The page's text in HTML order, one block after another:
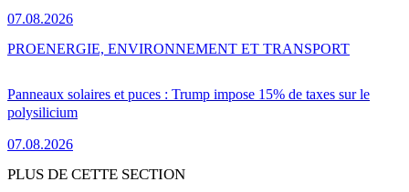
07.08.2026
Panneaux solaires et puces : Trump impose 15% de taxes sur le
polysilicium
07.08.2026
PROENERGIE, ENVIRONNEMENT ET TRANSPORT
PLUS DE CETTE SECTION